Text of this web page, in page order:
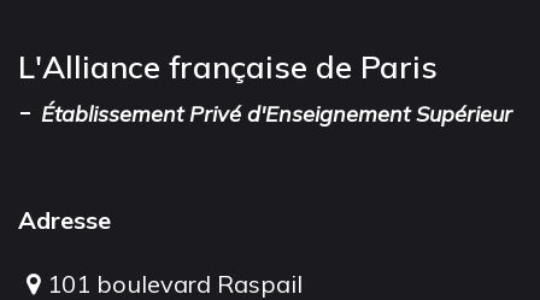
L'Alliance française de Paris
- Établissement Privé d'Enseignement Supérieur
Adresse
101 boulevard Raspail